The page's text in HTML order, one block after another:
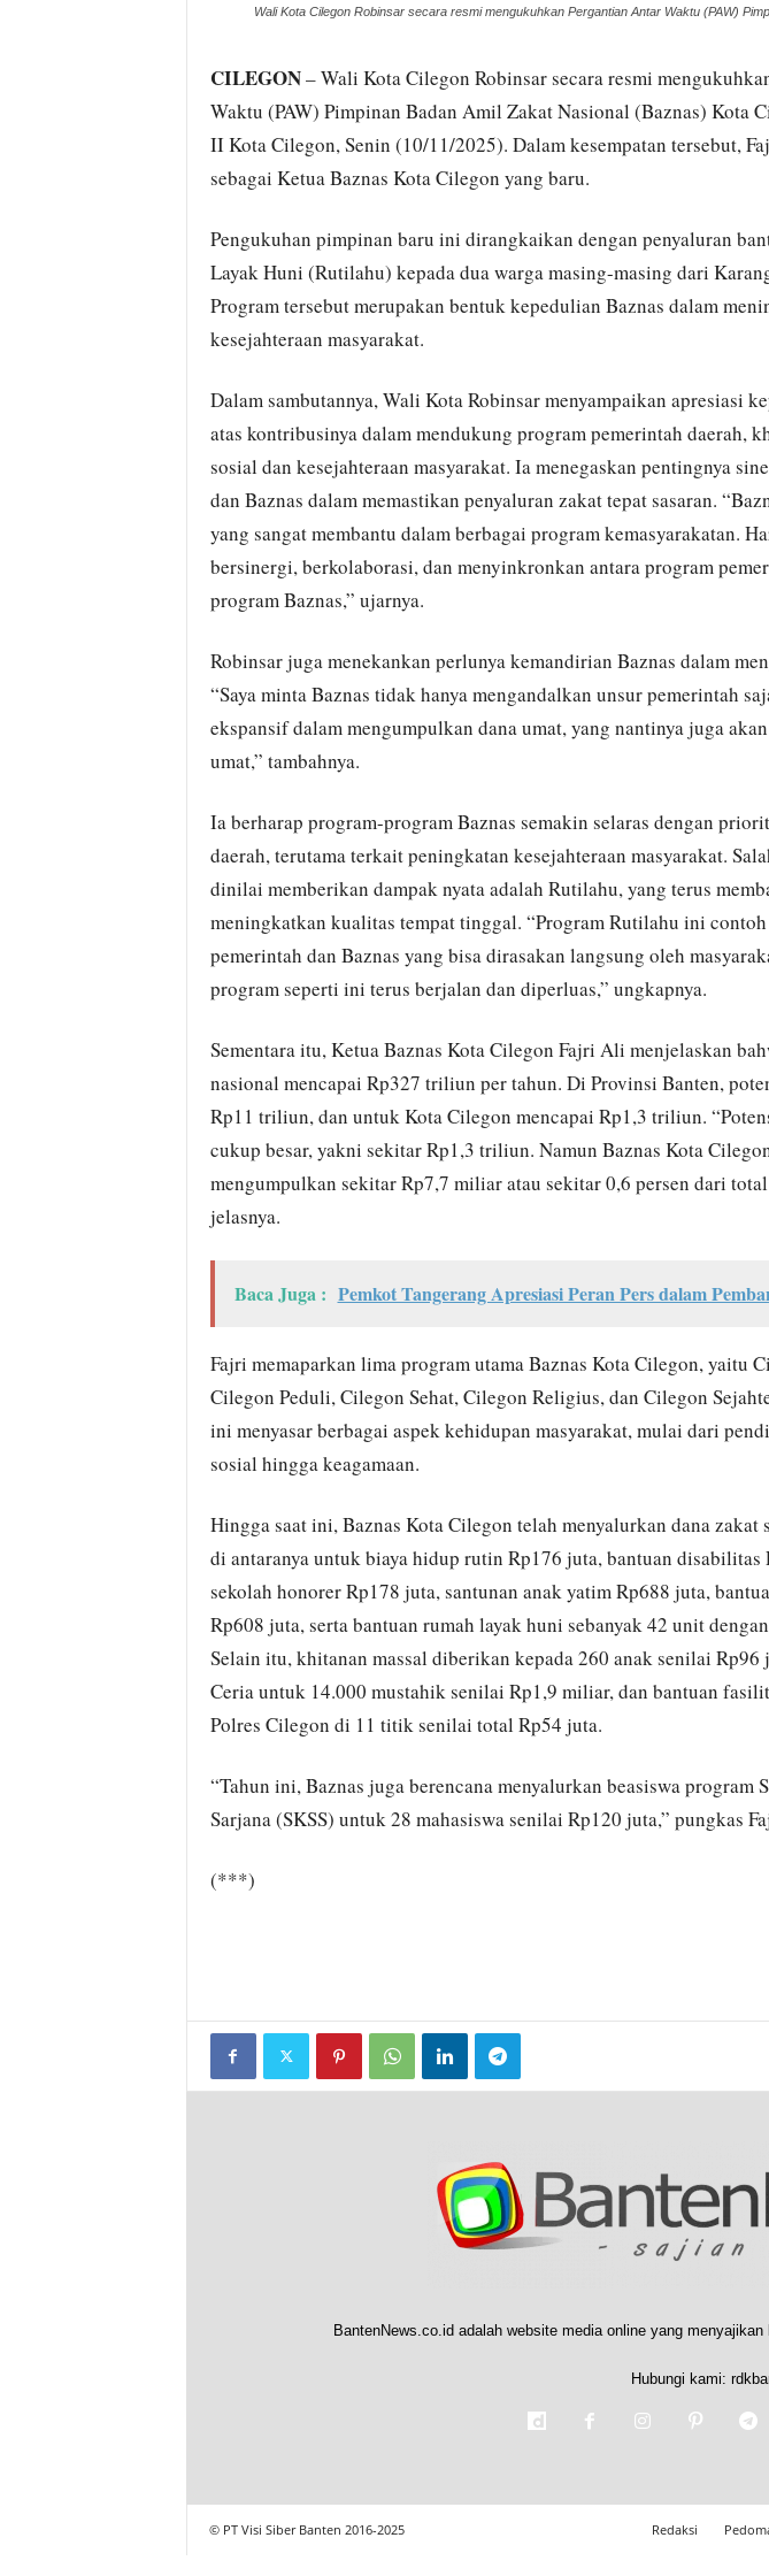
Wali Kota Cilegon Robinsar secara resmi mengukuhkan Pergantian Antar Waktu (PAW)
CILEGON– Wali Kota Cilegon Robinsar secara resmi
Waktu (PAW) Pimpinan Badan Amil Zakat Nasional (Baznas) Kota
II Kota Cilegon, Senin (10/11/2025). Dalam kesempatan tersebut,
sebagai Ketua Baznas Kota Cilegon yang baru.
Pengukuhan pimpinan baru ini dirangkaikan dengan penyaluran
Layak Huni (Rutilahu) kepada dua warga masing-masing dari
Program tersebut merupakan bentuk kepedulian Baznas dalam
kesejahteraan masyarakat.
Dalam sambutannya, Wali Kota Robinsar menyampaikan apresiasi
atas kontribusinya dalam mendukung program pemerintah daerah,
sosial dan kesejahteraan masyarakat. Ia menegaskan pentingnya
dan Baznas dalam memastikan penyaluran zakat tepat sasaran.
yang sangat membantu dalam berbagai program kemasyarakatan.
bersinergi, berkolaborasi, dan menyinkronkan antara program
program Baznas,” ujarnya.
Robinsar juga menekankan perlunya kemandirian Baznas dalam
“Saya minta Baznas tidak hanya mengandalkan unsur pemerintah
ekspansif dalam mengumpulkan dana umat, yang nantinya juga
umat,” tambahnya.
Ia berharap program-program Baznas semakin selaras dengan
daerah, terutama terkait peningkatan kesejahteraan masyarakat.
dinilai memberikan dampak nyata adalah Rutilahu, yang terus
meningkatkan kualitas tempat tinggal. “Program Rutilahu ini
pemerintah dan Baznas yang bisa dirasakan langsung oleh
program seperti ini terus berjalan dan diperluas,” ungkapnya.
Sementara itu, Ketua Baznas Kota Cilegon Fajri Ali menjelaskan
nasional mencapai Rp327 triliun per tahun. Di Provinsi Banten,
Rp11 triliun, dan untuk Kota Cilegon mencapai Rp1,3 triliun.
cukup besar, yakni sekitar Rp1,3 triliun. Namun Baznas Kota
mengumpulkan sekitar Rp7,7 miliar atau sekitar 0,6 persen dari
jelasnya.
Baca Juga : Pemkot Tangerang Apresiasi Peran Pers dalam
Fajri memaparkan lima program utama Baznas Kota Cilegon, yaitu
Cilegon Peduli, Cilegon Sehat, Cilegon Religius, dan Cilegon
ini menyasar berbagai aspek kehidupan masyarakat, mulai dari
sosial hingga keagamaan.
Hingga saat ini, Baznas Kota Cilegon telah menyalurkan dana zakat
di antaranya untuk biaya hidup rutin Rp176 juta, bantuan disabilitas
sekolah honorer Rp178 juta, santunan anak yatim Rp688 juta,
Rp608 juta, serta bantuan rumah layak huni sebanyak 42 unit
Selain itu, khitanan massal diberikan kepada 260 anak senilai Rp96
Ceria untuk 14.000 mustahik senilai Rp1,9 miliar, dan bantuan
Polres Cilegon di 11 titik senilai total Rp54 juta.
“Tahun ini, Baznas juga berencana menyalurkan beasiswa program
Sarjana (SKSS) untuk 28 mahasiswa senilai Rp120 juta,” pungkas
(***)
BantenNews.co.id adalah website media online yang
Hubungi kami:
Redaksi
© PT Visi Siber Banten 2016-2025